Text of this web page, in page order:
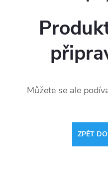
Můžete se ale
ZPĚT